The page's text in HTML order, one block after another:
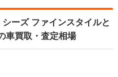
ーズ ファインスタイルと
車買取・査定相場